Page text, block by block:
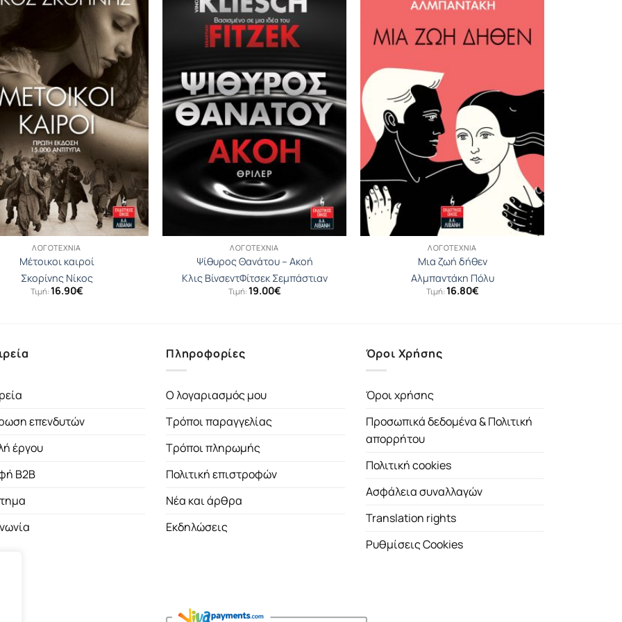
ΛΟΓΟΤΕΧΝΊΑ
Μέτοικοι καιροί
Σκορίνης Νίκος
Τιμή:16.90€
ΛΟΓΟΤΕΧΝΊΑ
Ψίθυρος Θανάτου – Ακοή
Κλις ΒίνσεντΦίτσεκ Σεμπάστιαν
Τιμή:19.00€
ΛΟΓΟΤΕΧΝΊΑ
Μια ζωή δήθεν
Αλμπαντάκη Πόλυ
Τιμή:16.80€
επενδυτών
έργου
B2B
Πληροφορίες
Ο λογαριασμός μου
Τρόποι παραγγελίας
Τρόποι πληρωμής
Πολιτική επιστροφών
Νέα και άρθρα
Εκδηλώσεις
Όροι Χρήσης
Όροι χρήσης
Προσωπικά δεδομένα & Πολιτική
απορρήτου
Πολιτική cookies
Ασφάλεια συναλλαγών
Translation rights
Ρυθμίσεις Cookies